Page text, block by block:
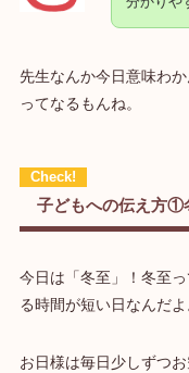
先生なんか今日意味わ
ってなるもんね。
子どもへの伝え方①
今日は「冬至」！冬至
る時間が短い日なんだよ
お日様は毎日少しずつ